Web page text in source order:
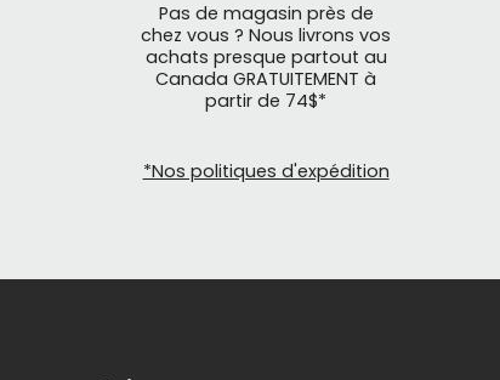
Pas de magasin près de
chez vous ? Nous livrons vos
achats presque partout au
Canada GRATUITEMENT à
partir de 74$*
*Nos politiques d'expédition